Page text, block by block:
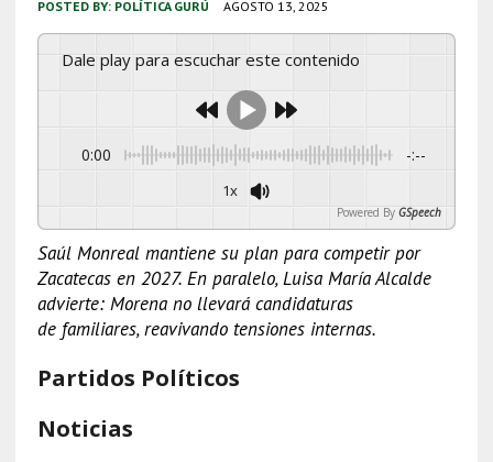
POSTED BY: POLÍTICA GURÚ AGOSTO 13, 2025
Dale play para escuchar este contenido
0:00 -:--
1x
Powered By GSpeech
Saúl Monreal mantiene su plan para competir por
Zacatecas en 2027. En paralelo, Luisa María Alcalde
advierte: Morena no llevará candidaturas
de familiares, reavivando tensiones internas.
Partidos Políticos
Noticias